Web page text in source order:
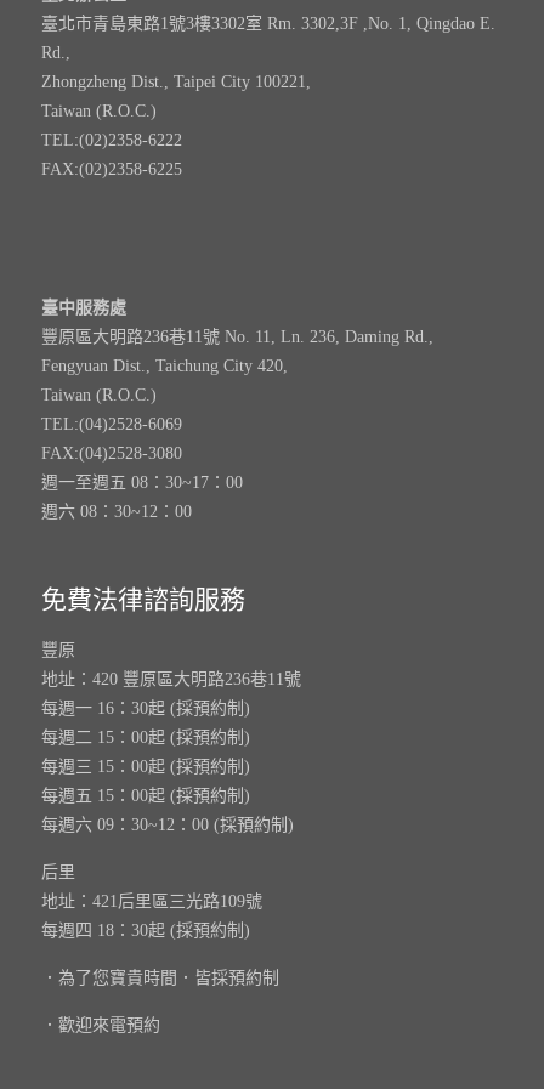
臺北市青島東路1號3樓3302室 Rm. 3302,3F ,No. 1, Qingdao E.
Rd.,
Zhongzheng Dist., Taipei City 100221,
Taiwan (R.O.C.)
TEL:(02)2358-6222
FAX:(02)2358-6225
臺中服務處
豐原區大明路236巷11號 No. 11, Ln. 236, Daming Rd.,
Fengyuan Dist., Taichung City 420,
Taiwan (R.O.C.)
TEL:(04)2528-6069
FAX:(04)2528-3080
週一至週五 08：30~17：00
週六 08：30~12：00
免費法律諮詢服務
豐原
地址：420 豐原區大明路236巷11號
每週一 16：30起 (採預約制)
每週二 15：00起 (採預約制)
每週三 15：00起 (採預約制)
每週五 15：00起 (採預約制)
每週六 09：30~12：00 (採預約制)
后里
地址：421后里區三光路109號
每週四 18：30起 (採預約制)
．為了您寶貴時間．皆採預約制
．歡迎來電預約